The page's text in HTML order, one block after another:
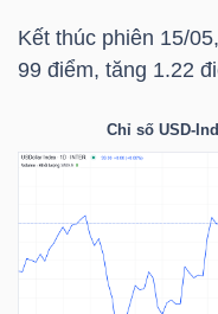
Kết thúc phiên 15/
99 điểm, tăng 1.22
Chỉ số USD-
BẤT
ĐỘNG
CHÍNH